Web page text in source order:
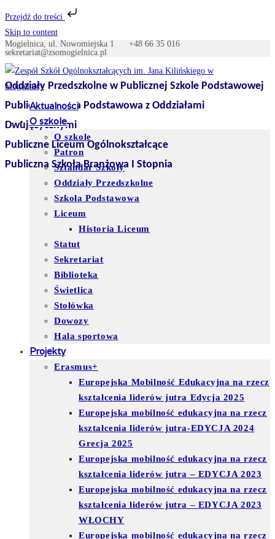
Przejdź do treści
Skip to content
Mogielnica, ul. Nowomiejska 1 +48 66 35 016
sekretariat@zsomogielnica.pl
Oddziały Przedszkolne w Publicznej Szkole Podstawowej
Publiczna Szkoła Podstawowa z Oddziałami
Dwujęzycznymi
Publiczne Liceum Ogólnokształcące
Publiczna Szkoła Branżowa I Stopnia
Aktualności
O szkole
O szkole
Patron
Sztandar Szkoły
Oddziały Przedszkolne
Szkoła Podstawowa
Liceum
Historia Liceum
Statut
Sekretariat
Biblioteka
Świetlica
Stołówka
Dowozy
Hala sportowa
Projekty
Erasmus+
Europejska Mobilność Edukacyjna na rzecz
kształcenia liderów jutra Edycja 2025
Europejska mobilność edukacyjna na rzecz
kształcenia liderów jutra-EDYCJA 2024
Grecja 2025
Europejska mobilność edukacyjna na rzecz
kształcenia liderów jutra – EDYCJA 2023
Europejska mobilność edukacyjna na rzecz
kształcenia liderów jutra – EDYCJA 2023
WŁOCHY
Europejska mobilność edukacyjna na rzecz